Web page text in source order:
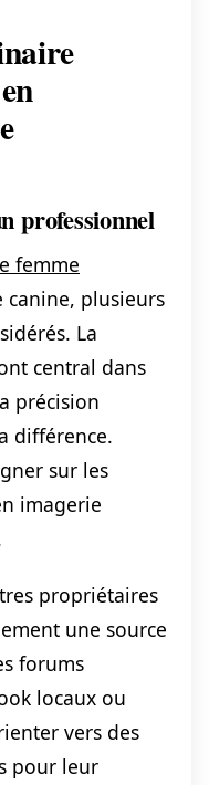
professionnel
femme
canine, plusieurs
La
central dans
précision
différence.
sur les
imagerie
propriétaires
une source
forums
locaux ou
vers des
pour leur